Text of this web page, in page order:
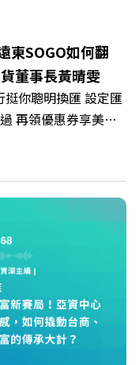
見》更多的社群：
bit.ly/38jNi9k
東SOGO如何翻
董事長黃晴雯
你聰明換匯 設定匯
再領優惠券享美金
fstry.pse.is/9d7lr7
，應評估涉及自身情
資訊。 —— 以上為
綠色消費與友善
能的百貨零售業該如
到遠東SOGO百貨
何透過戰略布局，打
售新契機！ 🔺如何
台？ 🔺最難節能的
畫？ 🔺成功推動育
「生育代理人制度」